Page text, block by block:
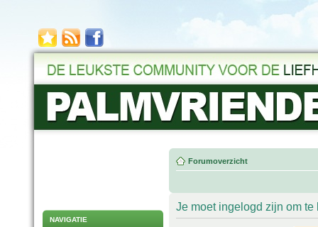
NAVIGATIE
Forumoverzicht
Je moet ingelogd zijn om